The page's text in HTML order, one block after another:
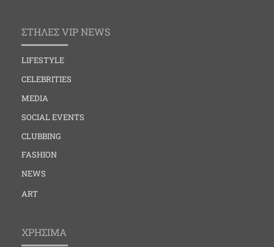
ΣΤΗΛΕΣ VIP NEWS
LIFESTYLE
CELEBRITIES
MEDIA
SOCIAL EVENTS
CLUBBING
FASHION
NEWS
ART
ΧΡΗΣΙΜΑ